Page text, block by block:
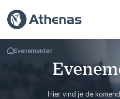
Terug naar de startpagina
Evenementen
Hier vind je de